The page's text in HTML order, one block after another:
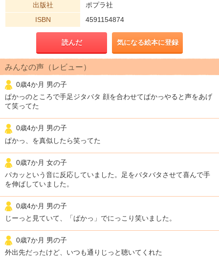
出版社
ポプラ社
ISBN
4591154874
読んだ 気になる絵本に登録
みんなの声（レビュー）
0歳4か月 男の子
ぱかっのところで手足ジタバタ 顔を合わせてぱかっやると声をあげ
て笑ってた
0歳4か月 男の子
ぱかっ、を真似したら笑ってた
0歳7か月 女の子
パカッという音に反応していました。足をバタバタさせて喜んで手
を伸ばしていました。
0歳4か月 男の子
じーっと見ていて、「ぱかっ」でにっこり笑いました。
0歳7か月 男の子
外出先だったけど、いつも通りじっと聴いてくれた